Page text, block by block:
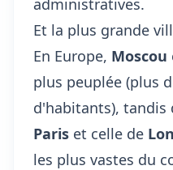
administratives.
Et la plus grande
En Europe, Moscou
plus peuplée (plus
d'habitants), tandis
Paris et celle de
les plus vastes du